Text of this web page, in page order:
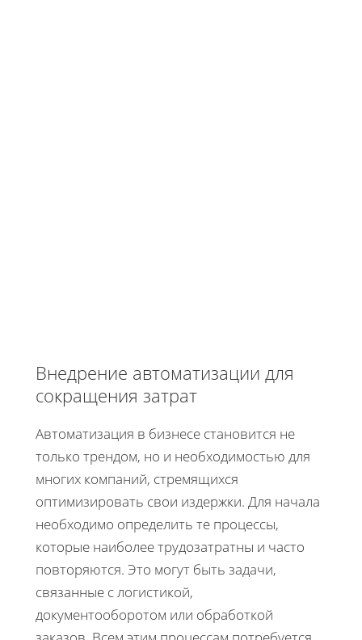
Внедрение автоматизации для
сокращения затрат
Автоматизация в бизнесе становится не
только трендом, но и необходимостью для
многих компаний, стремящихся
оптимизировать свои издержки. Для начала
необходимо определить те процессы,
которые наиболее трудозатратны и часто
повторяются. Это могут быть задачи,
связанные с логистикой,
документооборотом или обработкой